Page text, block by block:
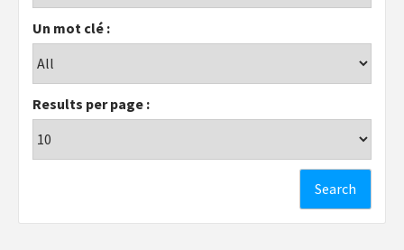
Un mot clé :
Results per page :